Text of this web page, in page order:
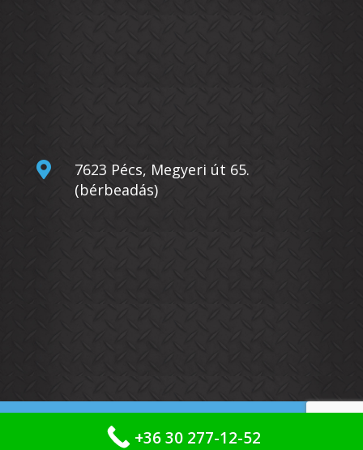

7623 Pécs, Megyeri út 65.
(bérbeadás)
Minden jog fenntarva. –Impresszum
+36 30 277-12-52